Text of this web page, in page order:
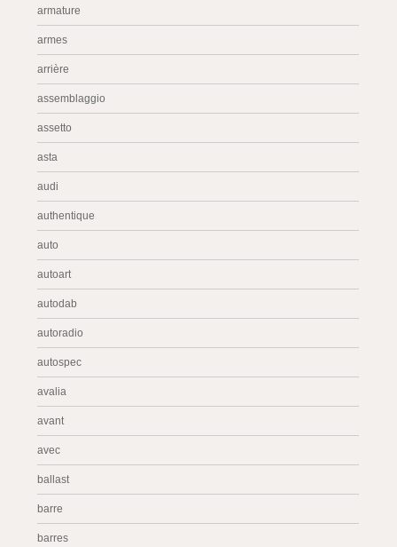
armature
armes
arrière
assemblaggio
assetto
asta
audi
authentique
auto
autoart
autodab
autoradio
autospec
avalia
avant
avec
ballast
barre
barres